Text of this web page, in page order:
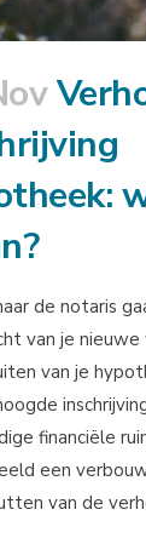
de notaris
van je nieuwe
van je
financiële
een
van de